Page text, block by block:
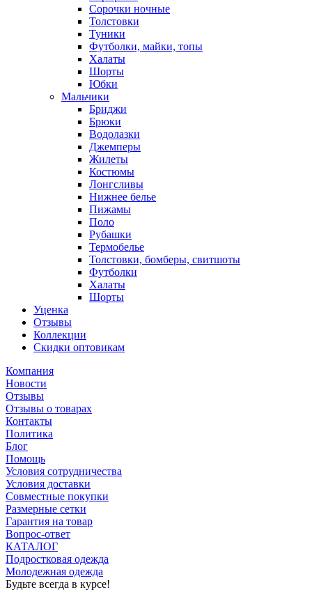
Сорочки ночные
Толстовки
Туники
Футболки, майки, топы
Халаты
Шорты
Юбки
Мальчики
Бриджи
Брюки
Водолазки
Джемперы
Жилеты
Костюмы
Лонгсливы
Нижнее белье
Пижамы
Поло
Рубашки
Термобелье
Толстовки, бомберы, свитшоты
Футболки
Халаты
Шорты
Уценка
Отзывы
Коллекции
Скидки оптовикам
Компания
Новости
Отзывы
Отзывы о товарах
Контакты
Политика
Блог
Помощь
Условия сотрудничества
Условия доставки
Совместные покупки
Размерные сетки
Гарантия на товар
Вопрос-ответ
КАТАЛОГ
Подростковая одежда
Молодежная одежда
Будьте всегда в курсе!